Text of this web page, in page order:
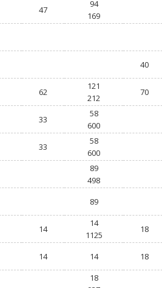
47
94
169
40
62
121
212
70
33
58
600
33
58
600
89
498
89
14
14
1125
18
14 14 18
18